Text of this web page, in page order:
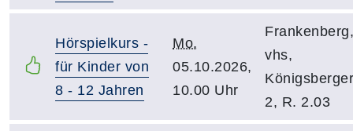
Hörspielkurs -
für Kinder von
8 - 12 Jahren
Mo.
05.10.2026,
10.00 Uhr
Frankenberg,
vhs,
2, R. 2.03